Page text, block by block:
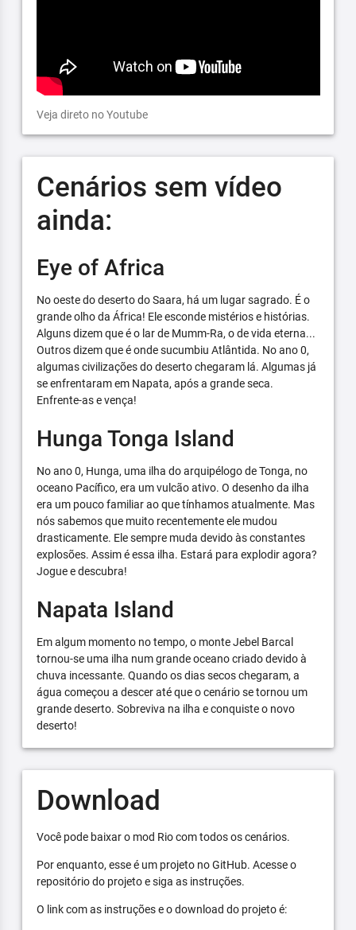
Veja direto no Youtube
Cenários sem vídeo
ainda:
Eye of Africa
No oeste do deserto do Saara, há um lugar sagrado. É o
grande olho da África! Ele esconde mistérios e histórias.
Alguns dizem que é o lar de Mumm-Ra, o de vida eterna...
Outros dizem que é onde sucumbiu Atlântida. No ano 0,
algumas civilizações do deserto chegaram lá. Algumas já
se enfrentaram em Napata, após a grande seca.
Enfrente-as e vença!
Hunga Tonga Island
No ano 0, Hunga, uma ilha do arquipélogo de Tonga, no
oceano Pacífico, era um vulcão ativo. O desenho da ilha
era um pouco familiar ao que tínhamos atualmente. Mas
nós sabemos que muito recentemente ele mudou
drasticamente. Ele sempre muda devido às constantes
explosões. Assim é essa ilha. Estará para explodir agora?
Jogue e descubra!
Napata Island
Em algum momento no tempo, o monte Jebel Barcal
tornou-se uma ilha num grande oceano criado devido à
chuva incessante. Quando os dias secos chegaram, a
água começou a descer até que o cenário se tornou um
grande deserto. Sobreviva na ilha e conquiste o novo
deserto!
Download
Você pode baixar o mod Rio com todos os cenários.
Por enquanto, esse é um projeto no GitHub. Acesse o
repositório do projeto e siga as instruções.
O link com as instruções e o download do projeto é: